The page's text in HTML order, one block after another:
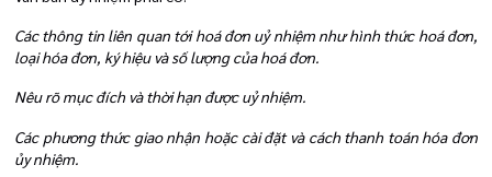
Các thông tin liên quan tới hoá đơn uỷ nhiệm như hình thức hoá đơn,
loại hóa đơn, ký hiệu và số lượng của hoá đơn.
Nêu rõ mục đích và thời hạn được uỷ nhiệm.
Các phương thức giao nhận hoặc cài đặt và cách thanh toán hóa đơn
ủy nhiệm.